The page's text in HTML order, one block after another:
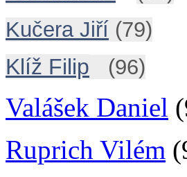
Kučera Jiří (79)
Klíž Filip (96)
Valášek Daniel
Ruprich Vilém